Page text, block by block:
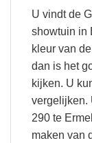
U vindt de
showtuin in
kleur van
dan is het
kijken. U
vergelijken.
290 te
maken van